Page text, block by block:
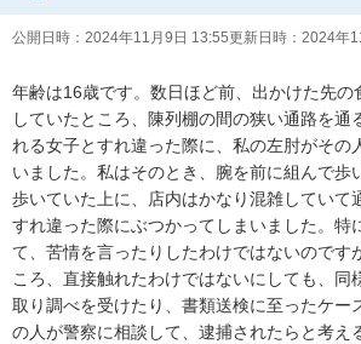
公開日時： 2024年11月9日 13:55更新日時： 2024年
年齢は16歳です。数日ほど前、出かけた先の
していたところ、陳列棚の間の狭い通路を通
れる女子とすれ違った際に、私の左肘がその
いました。私はそのとき、腕を前に組んで歩
歩いていた上に、店内はかなり混雑していて
すれ違った際にぶつかってしまいました。特
て、苦情を言ったりしたわけではないのです
ころ、直接触れたわけではないにしても、同
取り調べを受けたり、書類送検に至ったケー
の人が警察に相談して、逮捕されたらと考え